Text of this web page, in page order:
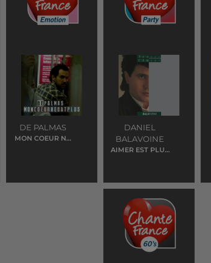
DE PALMAS
MON COEUR NE
DANIEL
BALAVOINE
AIMER EST PLUS